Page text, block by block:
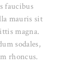
faucibus
mauris sit
magna.
sodales,
rhoncus.